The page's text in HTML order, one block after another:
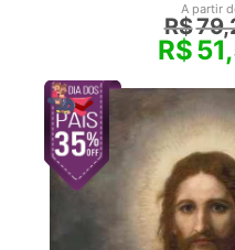
A partir
R$
R$